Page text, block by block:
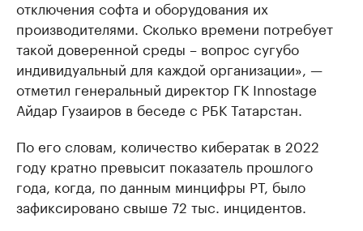
отключения софта и оборудования их
производителями. Сколько времени потребует
такой доверенной среды – вопрос сугубо
индивидуальный для каждой организации», —
отметил генеральный директор ГК Innostage
Айдар Гузаиров в беседе с РБК Татарстан.
По его словам, количество кибератак в 2022
году кратно превысит показатель прошлого
года, когда, по данным минцифры РТ, было
зафиксировано свыше 72 тыс. инцидентов.